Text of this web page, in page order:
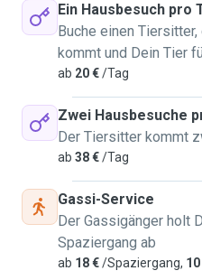
Ein Hausbesuch pro
Buche einen
kommt und Dein Tier
ab 20 €/Tag
Zwei Hausbesuche
Der Tiersitter kommt
ab 38 €/Tag
Gassi-Service
Der Gassigänger holt
Spaziergang ab
ab 18 €/Spaziergang,